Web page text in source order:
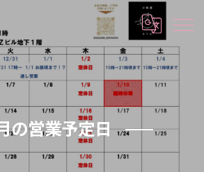
の営業予定日